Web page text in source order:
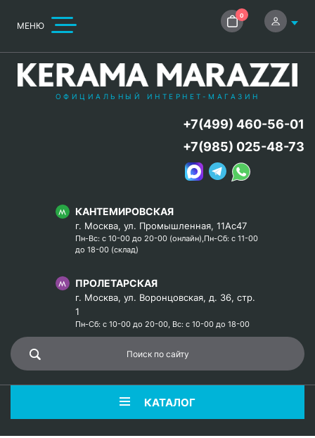
МЕНЮ
0
ОФИЦИАЛЬНЫЙ ИНТЕРНЕТ-МАГАЗИН
КАНТЕМИРОВСКАЯ
г. Москва, ул. Промышленная, 11Ас47
Пн-Вс: с 10-00 до 20-00 (онлайн),Пн-Сб: с 11-00
до 18-00 (склад)
ПРОЛЕТАРСКАЯ
г. Москва, ул. Воронцовская, д. 36, стр.
1
Пн-Сб: с 10-00 до 20-00, Вс: с 10-00 до 18-00
+7(499) 460-56-01
+7(985) 025-48-73
КАТАЛОГ